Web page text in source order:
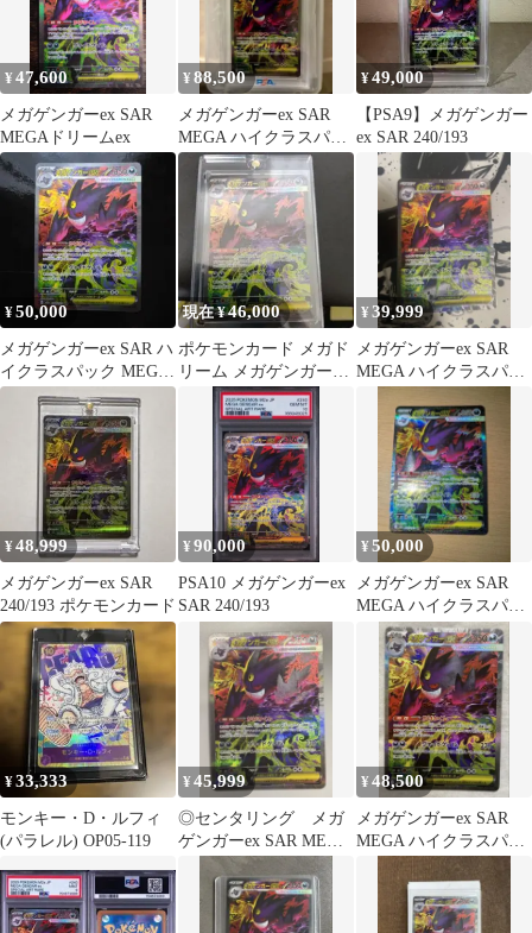
¥47,600
メガゲンガーex SAR
MEGAドリームex
¥88,500
メガゲンガーex SAR
MEGA ハイクラスパッ
ク MEGAドリームex
キ…
¥49,000
【PSA9】メガゲンガー
ex SAR 240/193
¥50,000
メガゲンガーex SAR ハ
イクラスパック MEGA
ドリームex
現在 ¥46,000
ポケモンカード メガド
リーム メガゲンガーex
SAR 160
¥39,999
メガゲンガーex SAR
MEGA ハイクラスパッ
¥48,999
メガゲンガーex SAR
240/193 ポケモンカード
¥90,000
PSA10 メガゲンガーex
SAR 240/193
¥50,000
メガゲンガーex SAR
MEGA ハイクラスパッ
ク MEGAドリームex
キ…
¥33,333
モンキー・D・ルフィ
(パラレル) OP05-119
¥45,999
◎センタリング メガ
ゲンガーex SAR MEGA
ドリームex
¥48,500
メガゲンガーex SAR
MEGA ハイクラスパッ
ク MEGAドリームex